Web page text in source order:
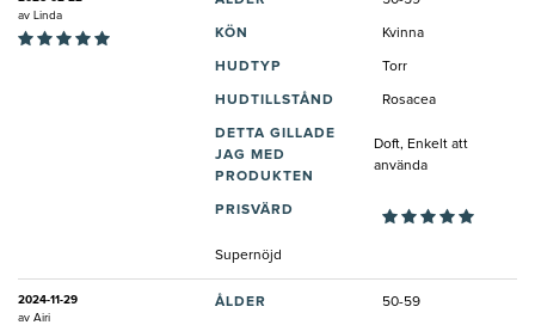
av
Linda
KÖN Kvinna
HUDTYP Torr
HUDTILLSTÅND Rosacea
DETTA GILLADE
JAG MED
PRODUKTEN
Doft, Enkelt att
använda
PRISVÄRD
Supernöjd
2024-11-29
av Airi
ÅLDER 50-59